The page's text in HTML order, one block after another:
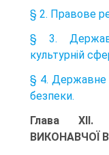
§ 2. Правове
§ 3.
культурній
§ 4. Державне
безпеки.
Глава XII.
ВИКОНАВЧОЇ